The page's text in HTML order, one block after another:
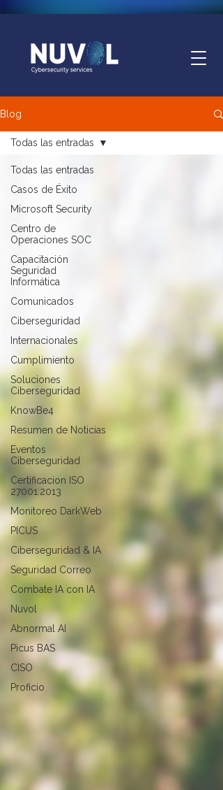
Blog
Todas las entradas
Casos de Éxito
Microsoft Security
Centro de
Operaciones SOC
Capacitación
Seguridad
Informática
Comunicados
Ciberseguridad
Internacionales
Cumplimiento
Soluciones
Ciberseguridad
KnowBe4
Resumen de Noticias
Eventos
Ciberseguridad
Certificacion ISO
27001:2013
Monitoreo DarkWeb
PICUS
Ciberseguridad & IA
Seguridad Correo
Combate IA con IA
Nuvol
Abnormal AI
Picus BAS
CISO
Proficio
Todas las entradas